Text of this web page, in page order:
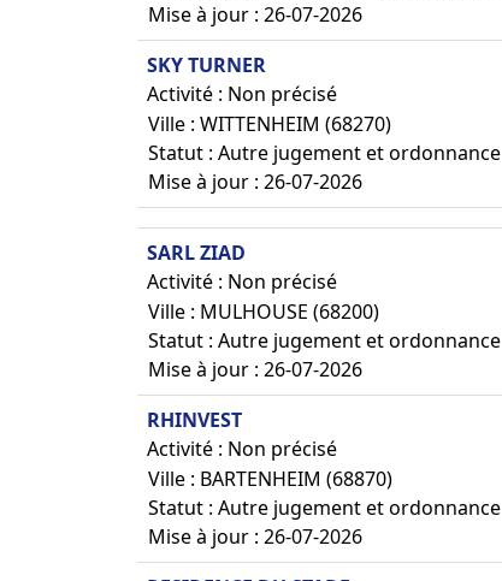
Mise à jour : 26-07-2026
SKY TURNER
Activité : Non précisé
Ville : WITTENHEIM (68270)
Statut : Autre jugement et ordonnance
Mise à jour : 26-07-2026
SARL ZIAD
Activité : Non précisé
Ville : MULHOUSE (68200)
Statut : Autre jugement et ordonnance
Mise à jour : 26-07-2026
RHINVEST
Activité : Non précisé
Ville : BARTENHEIM (68870)
Statut : Autre jugement et ordonnance
Mise à jour : 26-07-2026